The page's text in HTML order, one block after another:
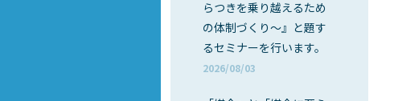
らつきを乗り越えるため
の体制づくり～』と題す
るセミナーを行います。
2026/08/03